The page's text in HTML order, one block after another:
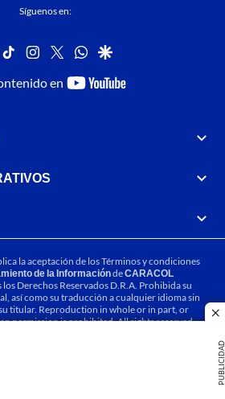
PUBLICIDAD
Síguenos en:
tiktok instagram
twitterwhatsapp
google
en
youtube-
la aceptación de losTérminos y condiciones
de la InformacióndeCARACOL
los Derechos Reservados D.R.A. Prohibida su
así como su traducción a cualquier idioma sin
titular. Reproduction in whole or in part, or
permission is prohibited. All rights reserved